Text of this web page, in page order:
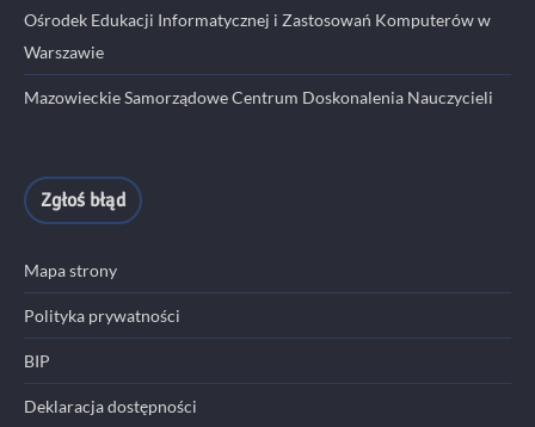
Ośrodek Edukacji Informatycznej i Zastosowań Komputerów w
Warszawie
Mazowieckie Samorządowe Centrum Doskonalenia Nauczycieli
Zgłoś błąd
Mapa strony
Polityka prywatności
BIP
Deklaracja dostępności